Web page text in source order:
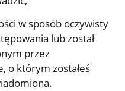
w sposób oczywisty
lub został
przez
o którym zostałeś